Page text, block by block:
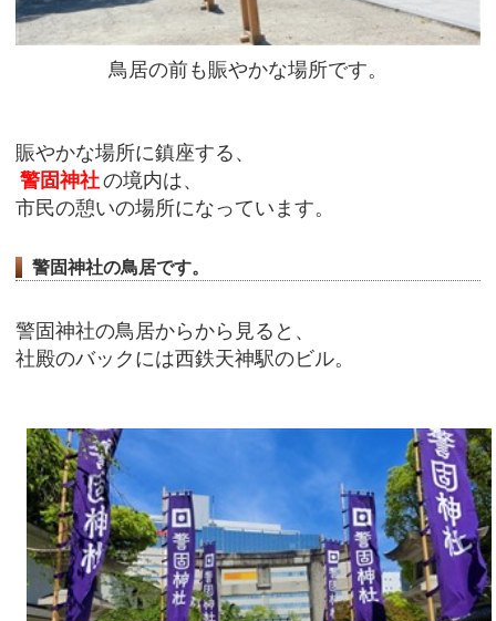
鳥居の前も賑やかな場所です。
賑やかな場所に鎮座する、
警固神社の境内は、
市民の憩いの場所になっています。
警固神社の鳥居です。
警固神社の鳥居からから見ると、
社殿のバックには西鉄天神駅のビル。